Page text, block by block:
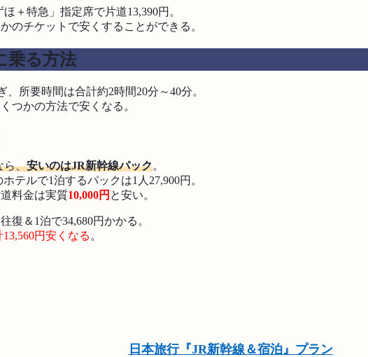
＋特急」指定席で片道13,390円。
のチケットで安くすることができる。
乗る方法
所要時間は合計約2時間20分～40分。
つかの方法で安くなる。
ら、安いのはJR新幹線パック。
テルで1泊するパックは1人27,900円。
料金は実質10,000円 と安い。
復＆1泊で34,680円かかる。
円安くなる 。
日本旅行『JR新幹線＆宿泊』プラン